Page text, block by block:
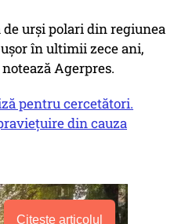
de urşi polari din regiunea
în ultimii zece ani,
Agerpres.
pentru cercetători.
din cauza
Citește articolul